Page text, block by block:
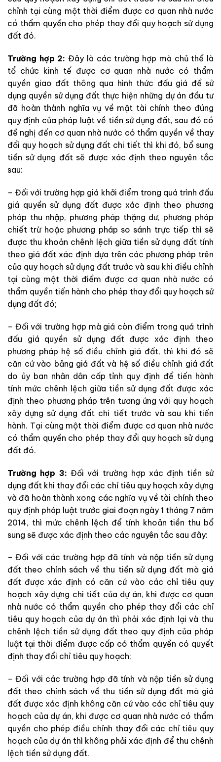
chỉnh tại cùng một thời điểm được cơ quan nhà nước
có thẩm quyền cho phép thay đổi quy hoạch sử dụng
đất đó.
Trường hợp 2: Đây là các trường hợp mà chủ thể là
tổ chức kinh tế được cơ quan nhà nước có thẩm
quyền giao đất thông qua hình thức đấu giá để sử
dụng quyền sử dụng đất thực hiện những dự án đầu tư
đã hoàn thành nghĩa vụ về mặt tài chính theo đúng
quy định của pháp luật về tiền sử dụng đất, sau đó có
đề nghị đến cơ quan nhà nước có thẩm quyền về thay
đổi quy hoạch sử dụng đất chi tiết thì khi đó, bổ sung
tiền sử dụng đất sẽ được xác định theo nguyên tắc
sau:
– Đối với trường hợp giá khởi điểm trong quá trình đấu
giá quyền sử dụng đất được xác định theo phương
pháp thu nhập, phương pháp thặng dư, phương pháp
chiết trừ hoặc phương pháp so sánh trực tiếp thì sẽ
được thu khoản chênh lệch giữa tiền sử dụng đất tính
theo giá đất xác định dựa trên các phương pháp trên
của quy hoạch sử dụng đất trước và sau khi điều chỉnh
tại cùng một thời điểm được cơ quan nhà nước có
thẩm quyền tiến hành cho phép thay đổi quy hoạch sử
dụng đất đó;
– Đối với trường hợp mà giá còn điểm trong quá trình
đấu giá quyền sử dụng đất được xác định theo
phương pháp hệ số điều chỉnh giá đất, thì khi đó sẽ
căn cứ vào bảng giá đất và hệ số điều chỉnh giá đất
do ủy ban nhân dân cấp tỉnh quy định để tiến hành
tính mức chênh lệch giữa tiền sử dụng đất được xác
định theo phương pháp trên tương ứng với quy hoạch
xây dựng sử dụng đất chi tiết trước và sau khi tiến
hành. Tại cùng một thời điểm được cơ quan nhà nước
có thẩm quyền cho phép thay đổi quy hoạch sử dụng
đất đó.
Trường hợp 3: Đối với trường hợp xác định tiền sử
dụng đất khi thay đổi các chỉ tiêu quy hoạch xây dựng
và đã hoàn thành xong các nghĩa vụ về tài chính theo
quy định pháp luật trước giai đoạn ngày 1 tháng 7 năm
2014, thì mức chênh lệch để tính khoản tiền thu bổ
sung sẽ được xác định theo các nguyên tắc sau đây:
– Đối với các trường hợp đã tính và nộp tiền sử dụng
đất theo chính sách về thu tiền sử dụng đất mà giá
đất được xác định có căn cứ vào các chỉ tiêu quy
hoạch xây dựng chi tiết của dự án, khi được cơ quan
nhà nước có thẩm quyền cho phép thay đổi các chỉ
tiêu quy hoạch của dự án thì phải xác định lại và thu
chênh lệch tiền sử dụng đất theo quy định của pháp
luật tại thời điểm được cấp có thẩm quyền có quyết
định thay đổi chỉ tiêu quy hoạch;
– Đối với các trường hợp đã tính và nộp tiền sử dụng
đất theo chính sách về thu tiền sử dụng đất mà giá
đất được xác định không căn cứ vào các chỉ tiêu quy
hoạch của dự án, khi được cơ quan nhà nước có thẩm
quyền cho phép điều chỉnh thay đổi các chỉ tiêu quy
hoạch của dự án thì không phải xác định để thu chênh
lệch tiền sử dụng đất.